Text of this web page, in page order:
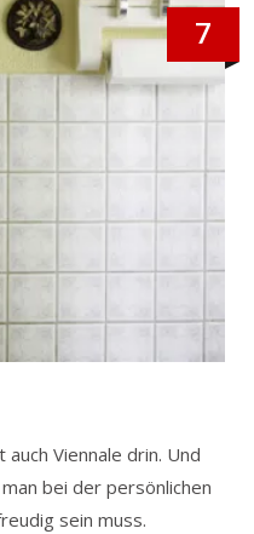
7
Viennale drin. Und
bei der persönlichen
sein muss.